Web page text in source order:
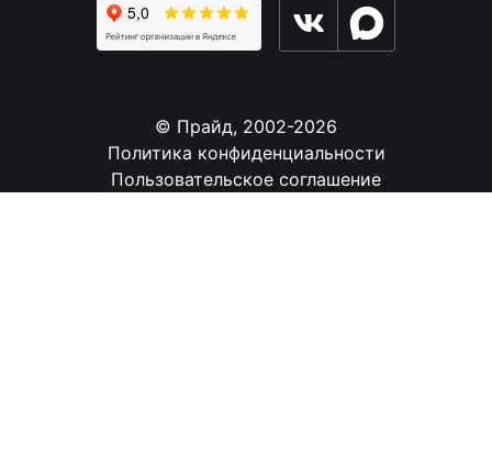
© Прайд, 2002-2026
Политика конфиденциальности
Пользовательское соглашение